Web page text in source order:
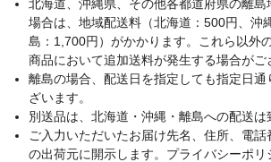
北海道、沖縄県、その他各都道府県の離島
場合は、地域配送料（北海道：500円、沖
島：1,700円）がかかります。これら以外
商品において追加送料が発生する場合がご
離島の場合、配送日を指定しても指定日
ざいます。
別送品は、北海道・沖縄・離島への配送は
ご入力いただいたお届け先名、住所、電
の出荷元に開示します。プライバシーポ